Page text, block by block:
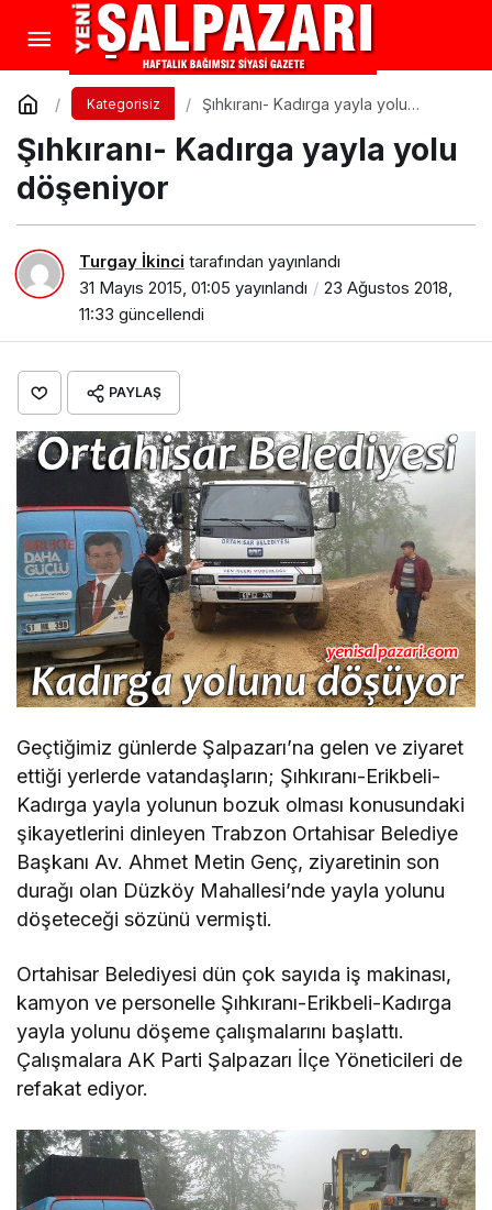
Kategorisiz
Şıhkıranı- Kadırga yayla yolu
Şıhkıranı- Kadırga yayla yolu
döşeniyor
Turgay İkinci tarafından yayınlandı
31 Mayıs 2015, 01:05 yayınlandı
23 Ağustos 2018,
11:33 güncellendi
PAYLAŞ
Geçtiğimiz günlerde Şalpazarı’na gelen ve ziyaret
ettiği yerlerde vatandaşların; Şıhkıranı-Erikbeli-
Kadırga yayla yolunun bozuk olması konusundaki
şikayetlerini dinleyen Trabzon Ortahisar Belediye
Başkanı Av. Ahmet Metin Genç, ziyaretinin son
durağı olan Düzköy Mahallesi’nde yayla yolunu
döşeteceği sözünü vermişti.
Ortahisar Belediyesi dün çok sayıda iş makinası,
kamyon ve personelle Şıhkıranı-Erikbeli-Kadırga
yayla yolunu döşeme çalışmalarını başlattı.
Çalışmalara AK Parti Şalpazarı İlçe Yöneticileri de
refakat ediyor.